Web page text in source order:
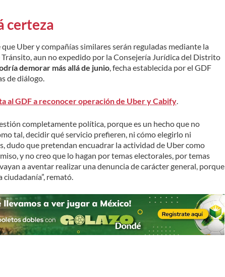
certeza
Uber y compañías similares serán reguladas mediante la
aun no expedido por la Consejería Jurídica del Distrito
demorar más allá de junio, fecha establecida por el GDF
de diálogo.
al GDF a reconocer operación de Uber y Cabify.
completamente política, porque es un hecho que no
tal, decidir qué servicio prefieren, ni cómo elegirlo ni
dudo que pretendan encuadrar la actividad de Uber como
y no creo que lo hagan por temas electorales, por temas
a aventar realizar una denuncia de carácter general, porque
ciudadanía”, remató.